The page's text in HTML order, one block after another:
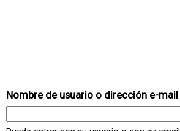
Nombre de usuario o dirección e-mail